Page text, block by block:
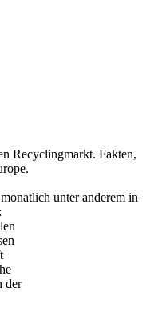
Recyclingmarkt. Fakten,
unter anderem in
der